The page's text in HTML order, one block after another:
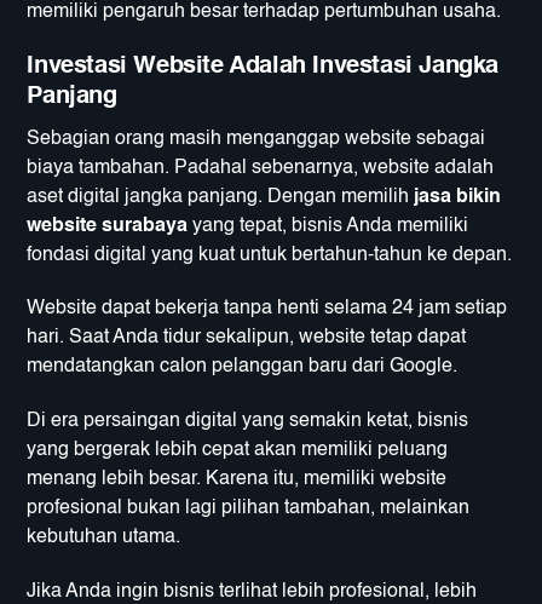
memiliki pengaruh besar terhadap pertumbuhan usaha.
Investasi Website Adalah Investasi Jangka
Panjang
Sebagian orang masih menganggap website sebagai
biaya tambahan. Padahal sebenarnya, website adalah
aset digital jangka panjang. Dengan memilih jasa bikin
website surabaya yang tepat, bisnis Anda memiliki
fondasi digital yang kuat untuk bertahun-tahun ke depan.
Website dapat bekerja tanpa henti selama 24 jam setiap
hari. Saat Anda tidur sekalipun, website tetap dapat
mendatangkan calon pelanggan baru dari Google.
Di era persaingan digital yang semakin ketat, bisnis
yang bergerak lebih cepat akan memiliki peluang
menang lebih besar. Karena itu, memiliki website
profesional bukan lagi pilihan tambahan, melainkan
kebutuhan utama.
Jika Anda ingin bisnis terlihat lebih profesional, lebih